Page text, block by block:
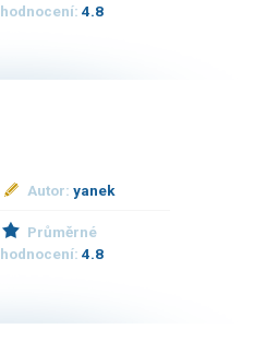
hodnocení:4.8
Autor:yanek
Průměrné
hodnocení:4.8